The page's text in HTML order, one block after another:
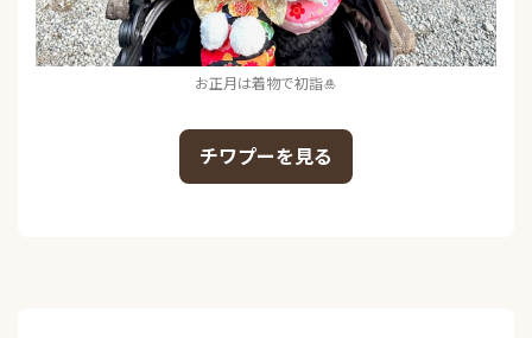
お正月は着物で初詣🎍
チワプーを見る